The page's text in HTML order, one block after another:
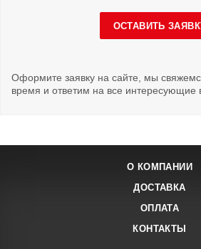
ОСТАВИТЬ
Оформите заявку на сайте, мы
время и ответим на все интересующие
О КОМПАНИИ
ДОСТАВКА
ОПЛАТА
КОНТАКТЫ